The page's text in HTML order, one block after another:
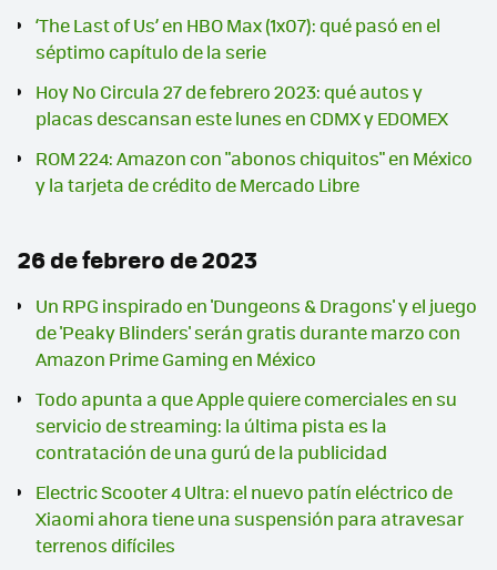
‘The Last of Us’ en HBO Max (1x07): qué pasó en el
séptimo capítulo de la serie
Hoy No Circula 27 de febrero 2023: qué autos y
placas descansan este lunes en CDMX y EDOMEX
ROM 224: Amazon con "abonos chiquitos" en México
y la tarjeta de crédito de Mercado Libre
26 de febrero de 2023
Un RPG inspirado en 'Dungeons & Dragons' y el juego
de 'Peaky Blinders' serán gratis durante marzo con
Amazon Prime Gaming en México
Todo apunta a que Apple quiere comerciales en su
servicio de streaming: la última pista es la
contratación de una gurú de la publicidad
Electric Scooter 4 Ultra: el nuevo patín eléctrico de
Xiaomi ahora tiene una suspensión para atravesar
terrenos difíciles